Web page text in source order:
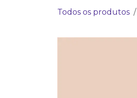
Todos os produtos